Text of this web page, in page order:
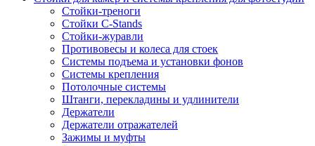
Стойки-треноги
Стойки C-Stands
Стойки-журавли
Противовесы и колеса для стоек
Системы подъема и установки фонов
Системы крепления
Потолочные системы
Штанги, перекладины и удлинители
Держатели
Держатели отражателей
Зажимы и муфты